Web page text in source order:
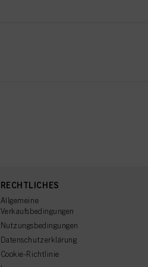
RECHTLICHES
Allgemeine
Verkaufsbedingungen
Nutzungsbedingungen
Datenschutzerklärung
Cookie-Richtlinie